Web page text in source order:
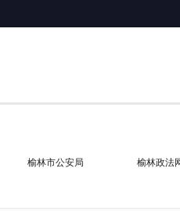
榆林市公安局 榆林政法